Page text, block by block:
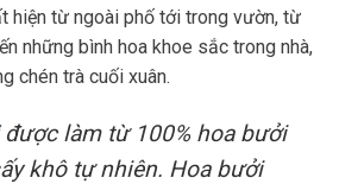
hiện từ ngoài phố tới trong vườn, từ
những bình hoa khoe sắc trong nhà,
chén trà cuối xuân.
được làm từ 100% hoa bưởi
khô tự nhiên. Hoa bưởi